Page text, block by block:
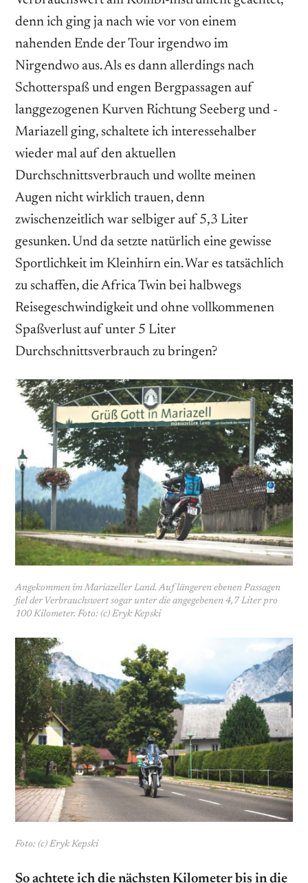
denn ich ging ja nach wie vor von einem
nahenden Ende der Tour irgendwo im
Nirgendwo aus. Als es dann allerdings nach
Schotterspaß und engen Bergpassagen auf
langgezogenen Kurven Richtung Seeberg und ­
Mariazell ging, schaltete ich inte­ressehalber
wieder mal auf den aktuellen
Durchschnittsverbrauch und wollte meinen
Augen nicht wirklich trauen, denn
zwischenzeitlich war selbiger auf 5,3 Liter
gesunken. Und da setzte natürlich eine gewisse
Sportlichkeit im Kleinhirn ein. War es tatsächlich
zu schaffen, die Africa Twin bei halbwegs
Reisegeschwindigkeit und ohne vollkommenen
Spaß­verlust auf unter 5 Liter
Durchschnittsverbrauch zu bringen?
Angekommen im Mariazeller Land. Auf längeren ebenen Passagen
fiel der Verbrauchswert sogar unter die angegebenen 4,7 Liter pro
100 Kilometer. Foto: (c) Eryk Kepski
Foto: (c) Eryk Kepski
So achtete ich die nächsten ­Kilometer bis in die